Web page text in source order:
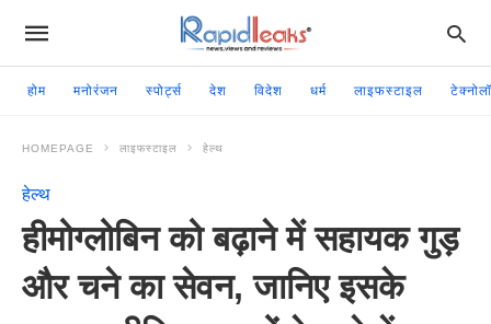
होम मनोरंजन स्पोर्ट्स देश विदेश धर्म लाइफस्टाइल
HOMEPAGE लाइफस्टाइल हेल्थ
हेल्थ
हीमोग्लोबिन को बढ़ाने में सहायक गुड़
और चने का सेवन, जानिए इसके